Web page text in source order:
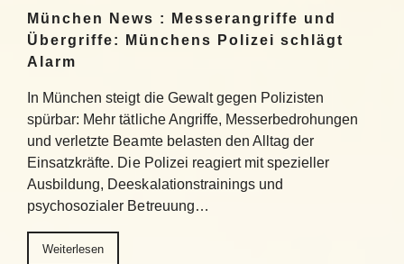
München News : Messerangriffe und
Übergriffe: Münchens Polizei schlägt
Alarm
In München steigt die Gewalt gegen Polizisten
spürbar: Mehr tätliche Angriffe, Messerbedrohungen
und verletzte Beamte belasten den Alltag der
Einsatzkräfte. Die Polizei reagiert mit spezieller
Ausbildung, Deeskalationstrainings und
psychosozialer Betreuung…
Weiterlesen